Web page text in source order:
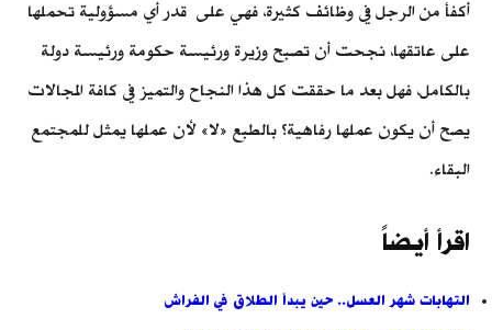
أكفأ من الرجل في وظائف كثيرة، فهي على قدر أي مسؤولية تحملها
على عاتقها، نجحت أن تصبح وزيرة ورئيسة حكومة ورئيسة دولة
بالكامل، فهل بعد ما حققت كل هذا النجاح والتميز في كافة المجالات
يصح أن يكون عملها رفاهية؟ بالطبع «لا» لأن عملها يمثل للمجتمع
البقاء.
اقرأ أيضاً
التهابات شهر العسل.. حين يبدأ الطلاق في الفراش